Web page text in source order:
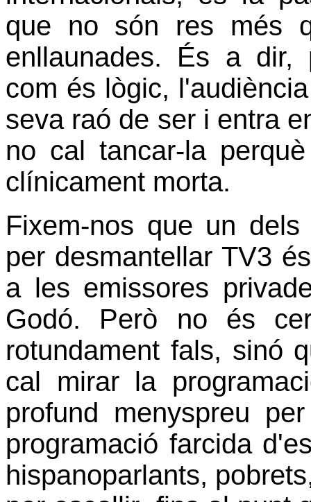
que no són res més
enllaunades. És a dir,
com és lògic,
seva raó de ser i entra
no cal tancar-la
clínicament morta.
Fixem-nos que un
per desmantellar TV3
a les emissores
Godó. Però no és
rotundament fals, sinó
cal mirar la
profund menyspreu
programació farcida
hispanoparlants,